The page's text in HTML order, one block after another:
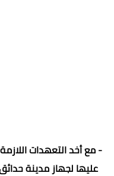
- مع أخد التعهدات
عليها لجهاز مدينة